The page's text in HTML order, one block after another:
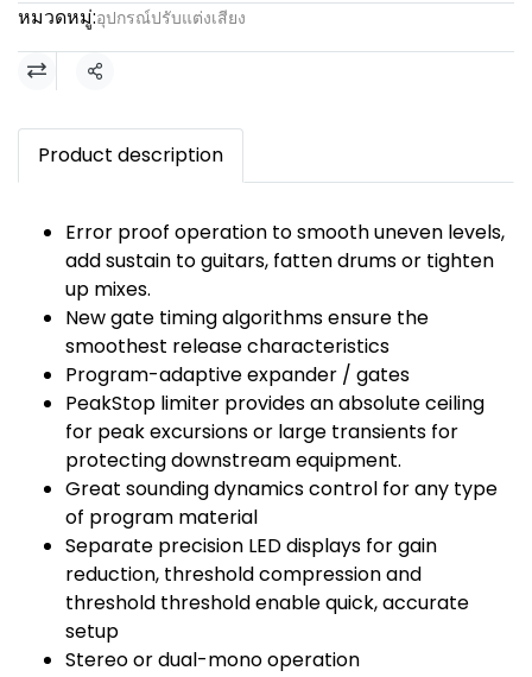
หมวดหมู่:อุปกรณ์ปรับแต่งเสียง
แชร์
Product description
Error proof operation to smooth uneven levels,
add sustain to guitars, fatten drums or tighten
up mixes.
New gate timing algorithms ensure the
smoothest release characteristics
Program-adaptive expander / gates
PeakStop limiter provides an absolute ceiling
for peak excursions or large transients for
protecting downstream equipment.
Great sounding dynamics control for any type
of program material
Separate precision LED displays for gain
reduction, threshold compression and
threshold threshold enable quick, accurate
setup
Stereo or dual-mono operation